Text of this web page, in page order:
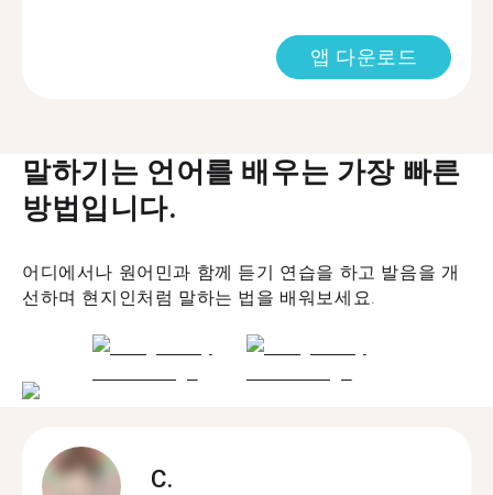
앱 다운로드
말하기는 언어를 배우는 가장 빠른
방법입니다.
어디에서나 원어민과 함께 듣기 연습을 하고 발음을 개
선하며 현지인처럼 말하는 법을 배워보세요.
C.